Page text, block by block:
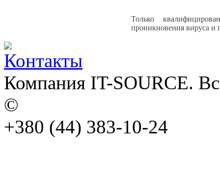
Только
проникновения вируса и
Компания IT-SOURCE.
©
+380 (44) 383-10-24